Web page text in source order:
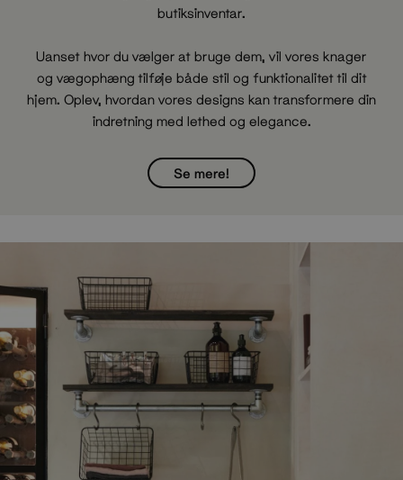
butiksinventar.
Uanset hvor du vælger at bruge dem, vil vores knager
og vægophæng tilføje både stil og funktionalitet til dit
hjem. Oplev, hvordan vores designs kan transformere din
indretning med lethed og elegance.
Se mere!